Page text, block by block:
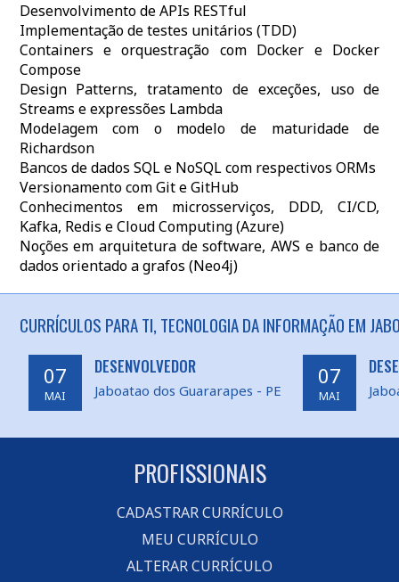
Desenvolvimento de APIs RESTful
Implementação de testes unitários (TDD)
Containers e orquestração com Docker e Docker
Compose
Design Patterns, tratamento de exceções, uso de
Streams e expressões Lambda
Modelagem com o modelo de maturidade de
Richardson
Bancos de dados SQL e NoSQL com respectivos ORMs
Versionamento com Git e GitHub
Conhecimentos em microsserviços, DDD, CI/CD,
Kafka, Redis e Cloud Computing (Azure)
Noções em arquitetura de software, AWS e banco de
dados orientado a grafos (Neo4j)
CURRÍCULOS PARA TI, TECNOLOGIA DA INFORMAÇÃO EM
07
MAI
DESENVOLVEDOR
Jaboatao dos Guararapes - PE
07
MAI
PROFISSIONAIS
CADASTRAR CURRÍCULO
MEU CURRÍCULO
ALTERAR CURRÍCULO